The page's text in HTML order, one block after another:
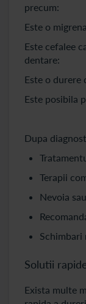
precum:
Este o
Este cefalee
dentare:
Este o durere
Este posibila
Dupa
Terapii
Nevoia
Schimbari
Solutii
Exista multe